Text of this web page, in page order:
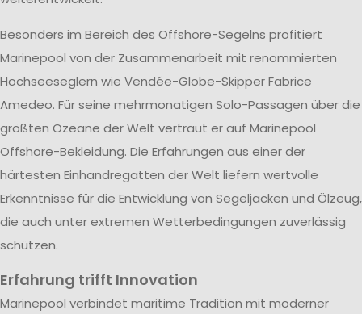
Besonders im Bereich des Offshore-Segelns profitiert
Marinepool von der Zusammenarbeit mit renommierten
Hochseeseglern wie Vendée-Globe-Skipper Fabrice
Amedeo. Für seine mehrmonatigen Solo-Passagen über die
größten Ozeane der Welt vertraut er auf Marinepool
Offshore-Bekleidung. Die Erfahrungen aus einer der
härtesten Einhandregatten der Welt liefern wertvolle
Erkenntnisse für die Entwicklung von Segeljacken und Ölzeug,
die auch unter extremen Wetterbedingungen zuverlässig
schützen.
Erfahrung trifft Innovation
Marinepool verbindet maritime Tradition mit moderner